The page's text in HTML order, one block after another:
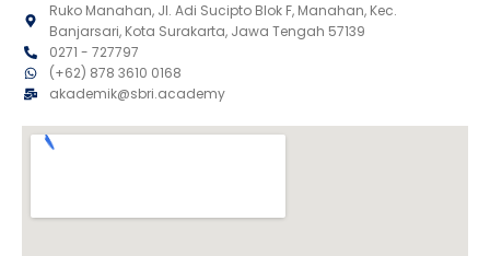
Ruko Manahan, Jl. Adi Sucipto Blok F, Manahan, Kec.
Banjarsari, Kota Surakarta, Jawa Tengah 57139
0271 - 727797
(+62) 878 3610 0168
akademik@sbri.academy